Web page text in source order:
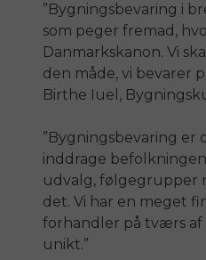
”Bygningsbevaring i
som peger fremad,
Danmarkskanon. Vi
den måde, vi bevarer
Birthe Iuel,
”Bygningsbevaring
inddrage
udvalg, følgegrupper
det. Vi har en meget
forhandler på tværs af
unikt.”